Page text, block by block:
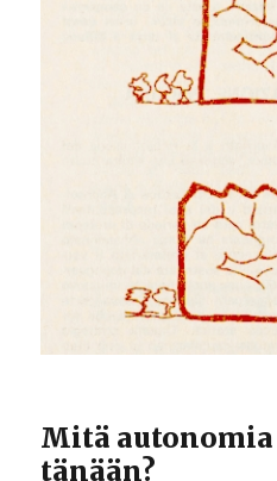
Mitä
tänään?